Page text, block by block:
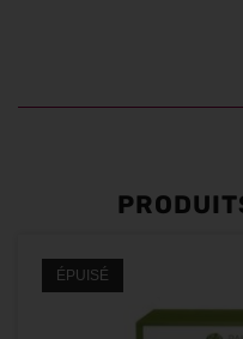
ÉPUISÉ